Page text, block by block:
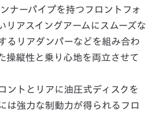
ナーパイプを持つフロントフォ
リアスイングアームにスムーズな
るリアダンパーなどを組み合わ
操縦性と乗り心地を両立させて
ントとリアに油圧式ディスクを
は強力な制動力が得られるフロ